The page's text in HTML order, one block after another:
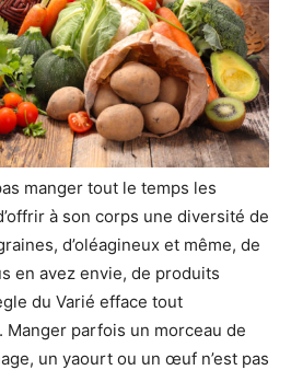
manger tout le temps les
à son corps une diversité de
d’oléagineux et même, de
en avez envie, de produits
du Varié efface tout
Manger parfois un morceau de
un yaourt ou un œuf n’est pas